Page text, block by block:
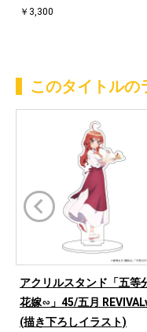
￥3,300
このタイトルの
アクリルスタンド「五等
花嫁∽」45/五月
(描き下ろしイラスト)